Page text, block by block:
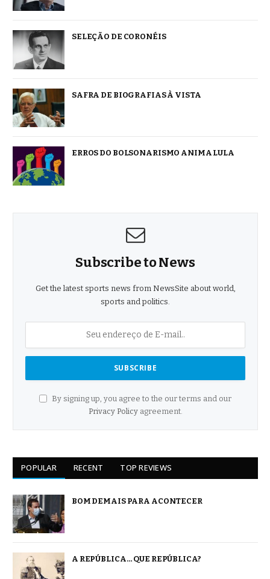
SELEÇÃO DE CORONÉIS
SAFRA DE BIOGRAFIAS À VISTA
ERROS DO BOLSONARISMO ANIMA LULA
Subscribe to News
Get the latest sports news from NewsSite about world,
sports and politics.
By signing up, you agree to the our terms and our
Privacy Policyagreement.
POPULAR RECENT TOP REVIEWS
BOM DEMAIS PARA ACONTECER
A REPÚBLICA… QUE REPÚBLICA?